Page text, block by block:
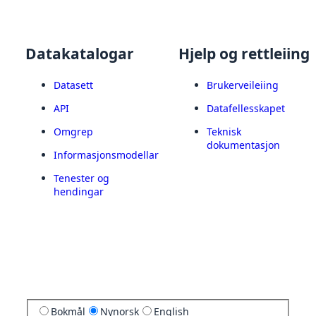
Datakatalogar
Datasett
API
Omgrep
Informasjonsmodellar
Tenester og
hendingar
Hjelp og rettleiing
Brukerveileiing
Datafellesskapet
Teknisk
dokumentasjon
Bokmål Nynorsk English